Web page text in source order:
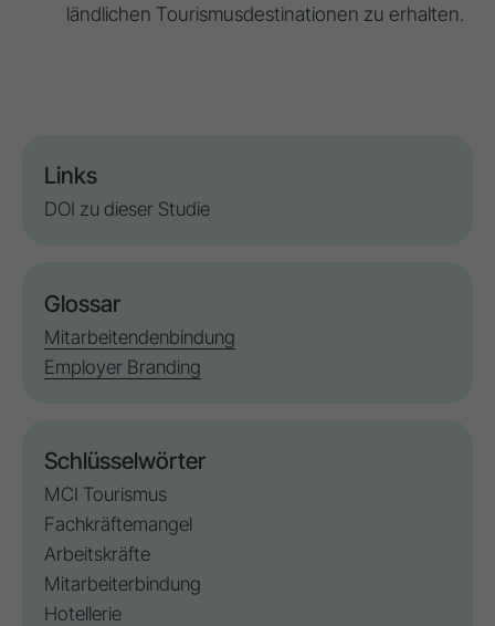
ländlichen Tourismusdestinationen zu erhalten.
Links
DOI zu dieser Studie
Glossar
Mitarbeitendenbindung
Employer Branding
Schlüsselwörter
MCI Tourismus
Fachkräftemangel
Arbeitskräfte
Mitarbeiterbindung
Hotellerie